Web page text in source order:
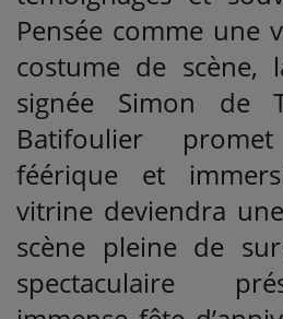
Pensée comme une
costume de scène,
signée Simon de
Batifoulier
féérique et
vitrine deviendra
scène pleine de
spectaculaire